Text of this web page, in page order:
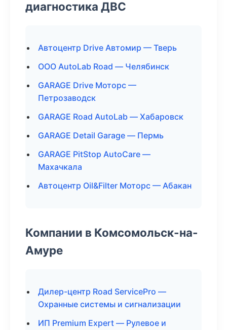
диагностика ДВС
Автоцентр Drive Автомир — Тверь
ООО AutoLab Road — Челябинск
GARAGE Drive Моторс —
Петрозаводск
GARAGE Road AutoLab — Хабаровск
GARAGE Detail Garage — Пермь
GARAGE PitStop AutoCare —
Махачкала
Автоцентр Oil&Filter Моторс — Абакан
Компании в Комсомольск-на-
Амуре
Дилер-центр Road ServicePro —
Охранные системы и сигнализации
ИП Premium Expert — Рулевое и